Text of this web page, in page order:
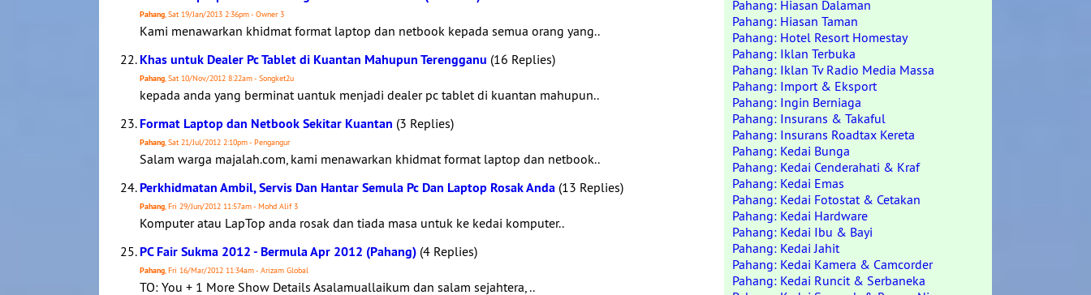
Pahang, Sat 19/Jan/2013 2:36pm - Owner 3
Kami menawarkan khidmat format laptop dan netbook kepada semua orang yang..
Khas untuk Dealer Pc Tablet di Kuantan Mahupun Terengganu (16 Replies)
Pahang, Sat 10/Nov/2012 8:22am - Songket2u
kepada anda yang berminat uantuk menjadi dealer pc tablet di kuantan mahupun..
Format Laptop dan Netbook Sekitar Kuantan (3 Replies)
Pahang, Sat 21/Jul/2012 2:10pm - Pengangur
Salam warga majalah.com, kami menawarkan khidmat format laptop dan netbook..
Perkhidmatan Ambil, Servis Dan Hantar Semula Pc Dan Laptop Rosak Anda (13 Replies)
Pahang, Fri 29/Jun/2012 11:57am - Mohd Alif 3
Komputer atau LapTop anda rosak dan tiada masa untuk ke kedai komputer..
PC Fair Sukma 2012 - Bermula Apr 2012 (Pahang) (4 Replies)
Pahang, Fri 16/Mar/2012 11:34am - Arizam Global
TO: You + 1 More Show Details Asalamuallaikum dan salam sejahtera, ..
Pahang: Hiasan Dalaman
Pahang: Hiasan Taman
Pahang: Hotel Resort Homestay
Pahang: Iklan Terbuka
Pahang: Iklan Tv Radio Media Massa
Pahang: Import & Eksport
Pahang: Ingin Berniaga
Pahang: Insurans & Takaful
Pahang: Insurans Roadtax Kereta
Pahang: Kedai Bunga
Pahang: Kedai Cenderahati & Kraf
Pahang: Kedai Emas
Pahang: Kedai Fotostat & Cetakan
Pahang: Kedai Hardware
Pahang: Kedai Ibu & Bayi
Pahang: Kedai Jahit
Pahang: Kedai Kamera & Camcorder
Pahang: Kedai Runcit & Serbaneka